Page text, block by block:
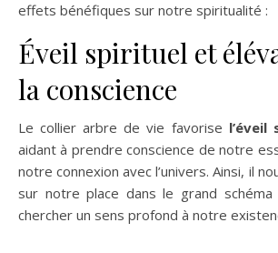
effets bénéfiques sur notre spiritualité :
Éveil spirituel et
la conscience
Le collier arbre de vie favorise l’éveil
aidant à prendre conscience de notre
notre connexion avec l’univers. Ainsi, il
sur notre place dans le grand
chercher un sens profond à notre